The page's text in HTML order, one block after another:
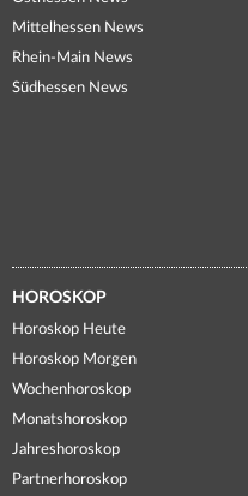
Mittelhessen News
Rhein-Main News
Südhessen News
HOROSKOP
Horoskop Heute
Horoskop Morgen
Wochenhoroskop
Monatshoroskop
Jahreshoroskop
Partnerhoroskop